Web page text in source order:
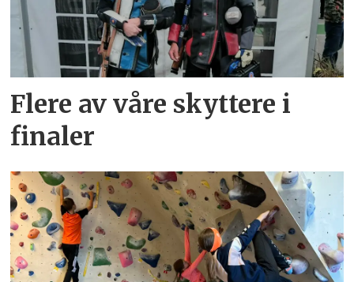
Flere av våre skyttere i
finaler